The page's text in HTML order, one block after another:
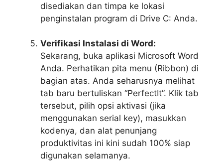
disediakan dan timpa ke lokasi
penginstalan program di Drive C: Anda.
Verifikasi Instalasi di Word:
Sekarang, buka aplikasi Microsoft Word
Anda. Perhatikan pita menu (Ribbon) di
bagian atas. Anda seharusnya melihat
tab baru bertuliskan “PerfectIt”. Klik tab
tersebut, pilih opsi aktivasi (jika
menggunakan serial key), masukkan
kodenya, dan alat penunjang
produktivitas ini kini sudah 100% siap
digunakan selamanya.